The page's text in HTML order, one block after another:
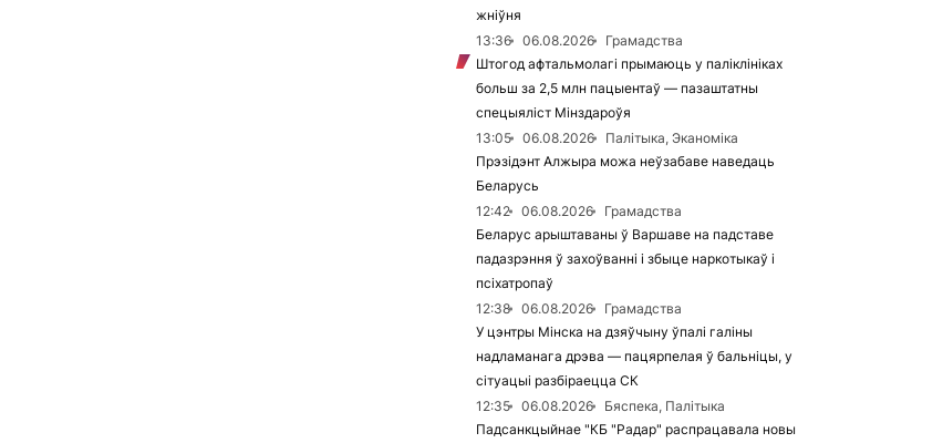
жніўня
13:36
06.08.2026
Грамадства
Штогод афтальмолагі прымаюць у паліклініках
больш за 2,5 млн пацыентаў — пазаштатны
спецыяліст Мінздароўя
13:05
06.08.2026
Палітыка, Эканоміка
Прэзідэнт Алжыра можа неўзабаве наведаць
Беларусь
12:42
06.08.2026
Грамадства
Беларус арыштаваны ў Варшаве на падставе
падазрэння ў захоўванні і збыце наркотыкаў і
псіхатропаў
12:38
06.08.2026
Грамадства
У цэнтры Мінска на дзяўчыну ўпалі галіны
надламанага дрэва — пацярпелая ў бальніцы, у
сітуацыі разбіраецца СК
12:35
06.08.2026
Бяспека, Палітыка
Падсанкцыйнае "КБ "Радар" распрацавала новы